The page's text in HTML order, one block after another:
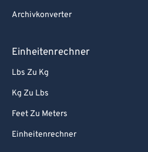
Archivkonverter
Einheitenrechner
Lbs Zu Kg
Kg Zu Lbs
Feet Zu Meters
Einheitenrechner